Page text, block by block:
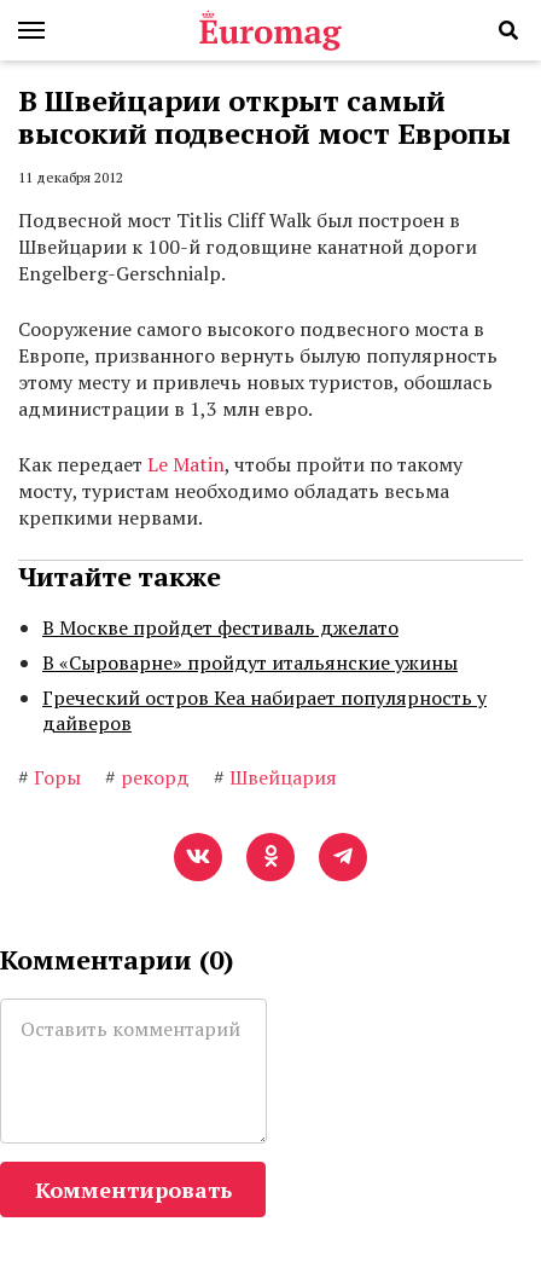
В Швейцарии открыт самый
высокий подвесной мост Европы
11 декабря 2012
Подвесной мост Titlis Cliff Walk был построен в
Швейцарии к 100-й годовщине канатной дороги
Engelberg-Gerschnialp.
Сооружение самого высокого подвесного моста в
Европе, призванного вернуть былую популярность
этому месту и привлечь новых туристов, обошлась
администрации в 1,3 млн евро.
Как передает Le Matin, чтобы пройти по такому
мосту, туристам необходимо обладать весьма
крепкими нервами.
Читайте также
В Москве пройдет фестиваль джелато
В «Сыроварне» пройдут итальянские ужины
Греческий остров Кеа набирает популярность у
дайверов
# Горы # рекорд # Швейцария
Комментарии (0)
Комментировать